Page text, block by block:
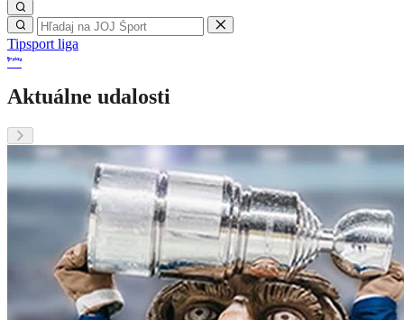
Tipsport liga
Aktuálne udalosti